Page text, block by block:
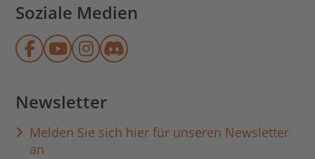
Soziale Medien
Münchner Stadtbibliothek auf
Münchner Stadtbibliothek auf
Münchner Stadtbibliothek
Münchner
Newsletter
Melden Sie sich hier für unseren Newsletter
an